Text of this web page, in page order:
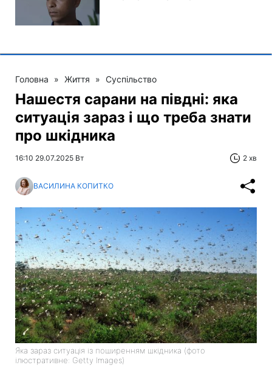
Головна » Життя » Суспільство
Нашестя сарани на півдні: яка
ситуація зараз і що треба знати
про шкідника
16:10 29.07.2025 Вт 2 хв
ВАСИЛИНА КОПИТКО
Яка зараз ситуація із поширенням шкідника (фото
ілюстративне: Getty Images)